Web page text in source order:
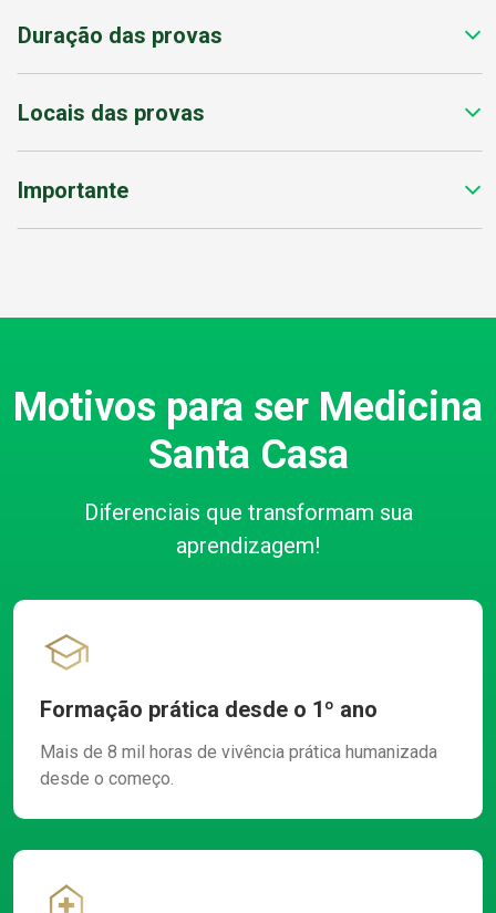
Duração das provas
Locais das provas
Importante
Motivos para ser Medicina
Santa Casa
Diferenciais que transformam sua
aprendizagem!
Formação prática desde o 1º ano
Mais de 8 mil horas de vivência prática humanizada
desde o começo.